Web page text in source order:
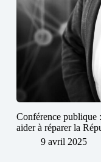
Conférence publique
aider à réparer la
9 avril 2025